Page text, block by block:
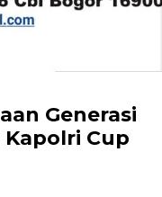
Generasi
Cup